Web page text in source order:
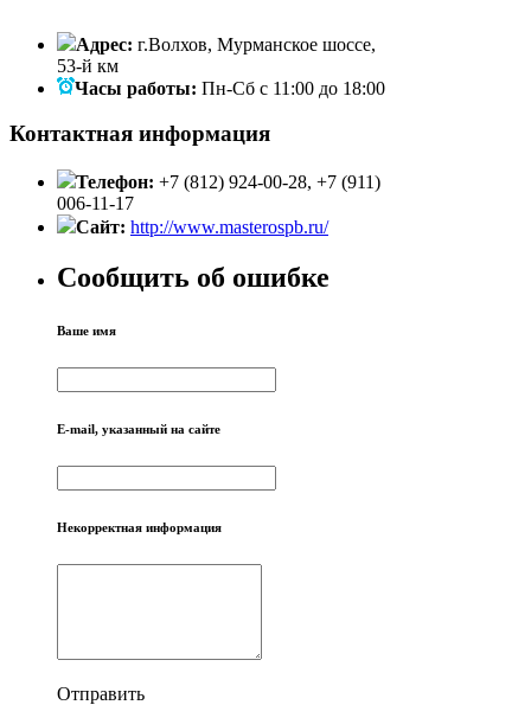
Адрес: г.Волхов, Мурманское шоссе,
53-й км
Часы работы: Пн-Сб с 11:00 до 18:00
Контактная информация
Телефон: +7 (812) 924-00-28, +7 (911)
006-11-17
Сайт: http://www.masterospb.ru/
Сообщить об ошибке
Ваше имя
E-mail, указанный на сайте
Некорректная информация
Отправить